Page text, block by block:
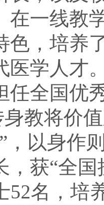
在一线教
色，培养
医学人才
任全国优
教将价
，以身作
，获“全
52名，培